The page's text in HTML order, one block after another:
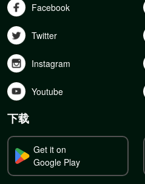
Facebook
Twitter
Instagram
Youtube
下载
Get it on
Google Play